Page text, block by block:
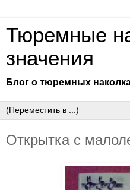
Тюремные
значения
Блог о тюремных
Открытка с